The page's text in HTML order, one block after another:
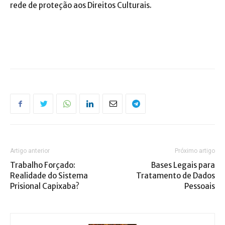
rede de proteção aos Direitos Culturais.
Artigo anterior
Trabalho Forçado:
Realidade do Sistema
Prisional Capixaba?
Próximo artigo
Bases Legais para
Tratamento de Dados
Pessoais